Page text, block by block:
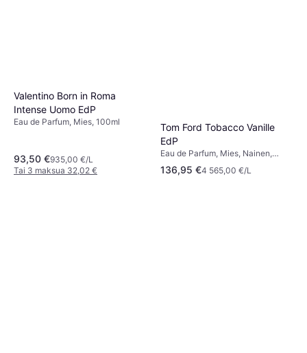
Valentino Born in Roma
Intense Uomo EdP
Eau de Parfum, Mies, 100ml
93,50 €935,00 €/L
Tai 3 maksua 32,02 €
Tom Ford Tobacco Vanille
EdP
Eau de Parfum, Mies, Nainen,
Unisex, 30ml
136,95 €4 565,00 €/L